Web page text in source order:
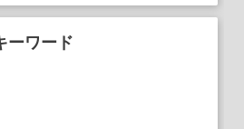
ーワード